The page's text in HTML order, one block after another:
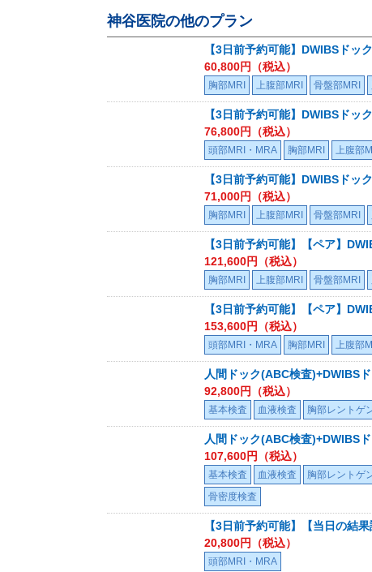
神谷医院の他のプラン
【3日前予約可能】DWIBSド
60,800円（税込）
胸部MRI 上腹部MRI 骨盤部MRI
【3日前予約可能】DWIBSド
76,800円（税込）
頭部MRI・MRA 胸部MRI 上腹部
【3日前予約可能】DWIBSド
71,000円（税込）
胸部MRI 上腹部MRI 骨盤部MRI
【3日前予約可能】【ペア】
121,600円（税込）
胸部MRI 上腹部MRI 骨盤部MRI
【3日前予約可能】【ペア】
153,600円（税込）
頭部MRI・MRA 胸部MRI 上腹部
人間ドック(ABC検査)+DWIBS
92,800円（税込）
基本検査 血液検査 胸部レントゲ
人間ドック(ABC検査)+DWIBS
107,600円（税込）
基本検査 血液検査 胸部レントゲ
骨密度検査
【3日前予約可能】【当日の結
20,800円（税込）
頭部MRI・MRA